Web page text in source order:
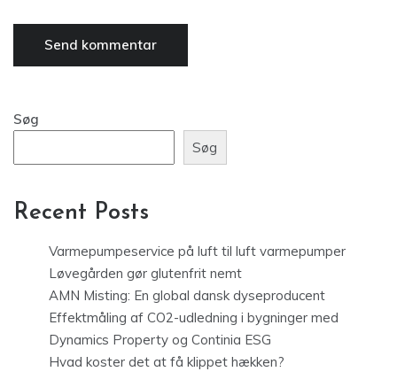
Søg
Søg
Recent Posts
Varmepumpeservice på luft til luft varmepumper
Løvegården gør glutenfrit nemt
AMN Misting: En global dansk dyseproducent
Effektmåling af CO2-udledning i bygninger med
Dynamics Property og Continia ESG
Hvad koster det at få klippet hækken?